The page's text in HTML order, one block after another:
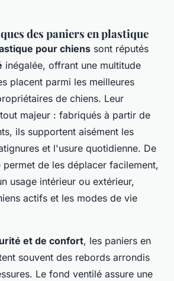
des paniers en plastique
pour chiens sont réputés
inégalée, offrant une multitude
placent parmi les meilleures
de chiens. Leur
majeur : fabriqués à partir de
ils supportent aisément les
et l'usure quotidienne. De
permet de les déplacer facilement,
usage intérieur ou extérieur,
actifs et les modes de vie
et de confort, les paniers en
souvent des rebords arrondis
Le fond ventilé assure une